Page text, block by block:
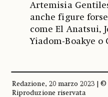
Artemisia
anche figure
come El Anatsui,
Yiadom-Boakye o
Redazione, 20 marzo 2023 | ©
Riproduzione riservata